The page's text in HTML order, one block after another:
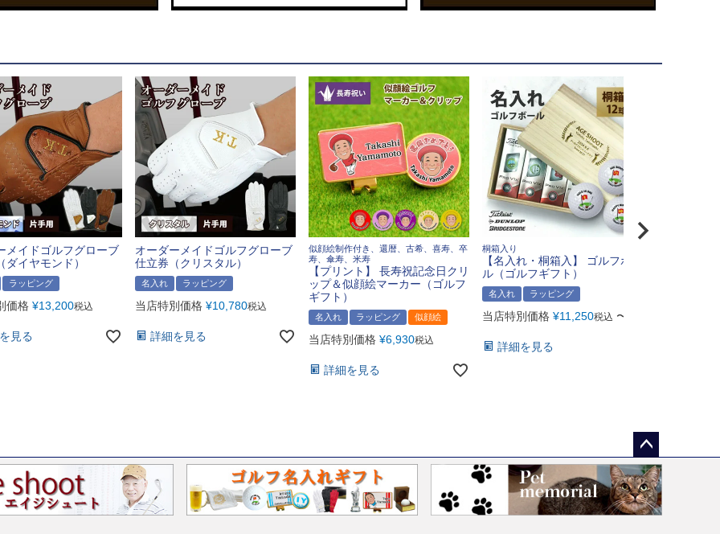
メイドゴルフグローブ
ダイヤモンド）
ラッピング
価格 ¥13,200税込
見る
オーダーメイドゴルフグローブ
仕立券（クリスタル）
名入れ ラッピング
当店特別価格 ¥10,780税込
詳細を見る
似顔絵制作付き、還暦、古希、喜寿、卒
寿、傘寿、米寿
【プリント】 長寿祝記念日クリ
ップ＆似顔絵マーカー（ゴルフ
ギフト）
名入れ ラッピング 似顔絵
当店特別価格 ¥6,930税込
詳細を見る
桐箱入り
【名入れ・桐箱入】 ゴルフボー
ル（ゴルフギフト）
名入れ ラッピング
当店特別価格 ¥11,250税込 〜
詳細を見る
ペー
ジト
ップ
へ